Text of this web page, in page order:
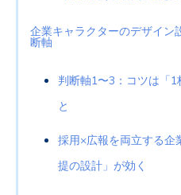
企業キャラクターのデザイン
断軸
判断軸1〜3：コツは「
と
採用×広報を両立する企
提の設計」が効く